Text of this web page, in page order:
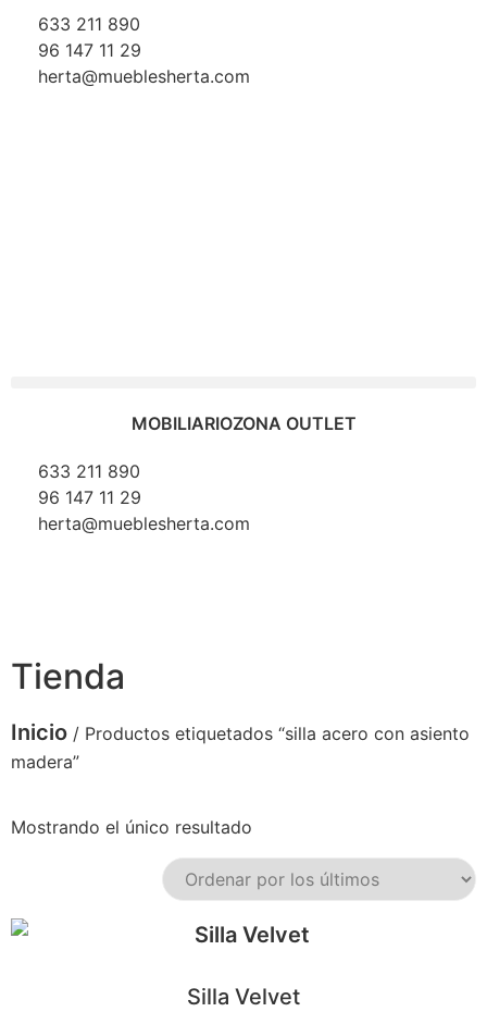
633 211 890
96 147 11 29
herta@mueblesherta.com
MOBILIARIOZONA OUTLET
633 211 890
96 147 11 29
herta@mueblesherta.com
Tienda
Inicio / Productos etiquetados “silla acero con asiento
madera”
Mostrando el único resultado
Silla Velvet